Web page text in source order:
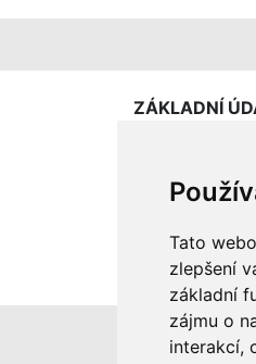
Tato
zlepšení
základní
zájmu o
interakcí,
ZÁKLADNÍ